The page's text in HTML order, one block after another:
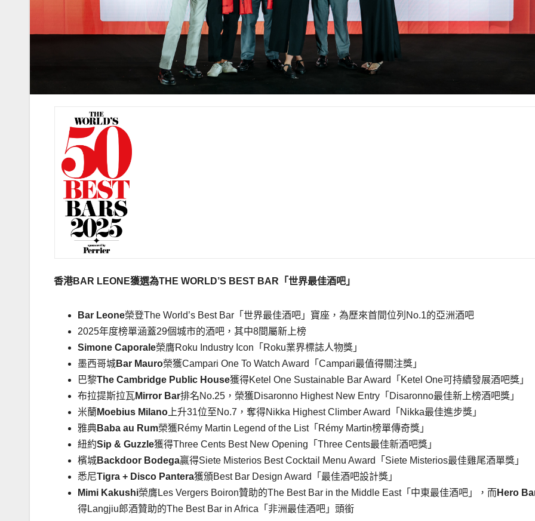
香港BAR LEONE獲選為THE WORLD’S BEST BAR 「世界最佳酒吧 」
Bar Leone榮登The World’s Best Bar「世界最佳酒吧」寶座，為歷來首間位列No.1的亞洲酒吧
2025年度榜單涵蓋29個城市的酒吧，其中8間屬新上榜
Simone Caporale榮膺Roku Industry Icon「Roku業界標誌人物獎」
墨西哥城Bar Mauro榮獲Campari One To Watch Award「Campari最值得關注獎」
巴黎The Cambridge Public House獲得Ketel One Sustainable Bar Award「Ketel One可持續發展酒吧獎」
布拉提斯拉瓦Mirror Bar排名No.25，榮獲Disaronno Highest New Entry「Disaronno最佳新上榜酒吧獎」
米蘭 Moebius Milano 上升31位至No.7，奪得Nikka Highest Climber Award「Nikka最佳進步獎」
雅典Baba au Rum榮獲Rémy Martin Legend of the List「Rémy Martin榜單傳奇獎」
紐約Sip & Guzzle獲得Three Cents Best New Opening「Three Cents最佳新酒吧獎」
檳城Backdoor Bodega贏得Siete Misterios Best Cocktail Menu Award「Siete Misterios最佳雞尾酒單獎」
悉尼Tigra + Disco Pantera獲頒Best Bar Design Award「最佳酒吧設計獎」
Mimi Kakushi榮膺Les Vergers Boiron贊助的The Best Bar in the Middle East「中東最佳酒吧」，而 Hero
得Langjiu郎酒贊助的The Best Bar in Africa「非洲最佳酒吧」頭銜